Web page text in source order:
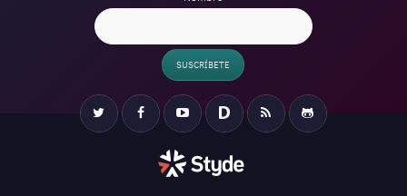
SUSCRÍBETE
Verification
FacebookYouTube